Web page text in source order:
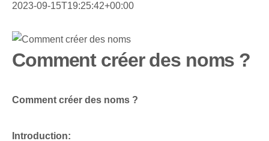
2023-09-15T19:25:42+00:00
Comment créer des noms ?
Comment créer des noms ?
Introduction: